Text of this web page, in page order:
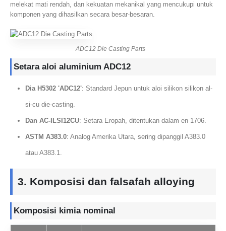
melekat mati rendah, dan kekuatan mekanikal yang mencukupi untuk
komponen yang dihasilkan secara besar-besaran.
ADC12 Die Casting Parts
Setara aloi aluminium ADC12
Dia H5302 'ADC12': Standard Jepun untuk aloi silikon silikon al-
si-cu die-casting.
Dan AC-ILSI12CU: Setara Eropah, ditentukan dalam en 1706.
ASTM A383.0: Analog Amerika Utara, sering dipanggil A383.0
atau A383.1.
3. Komposisi dan falsafah alloying
Komposisi kimia nominal